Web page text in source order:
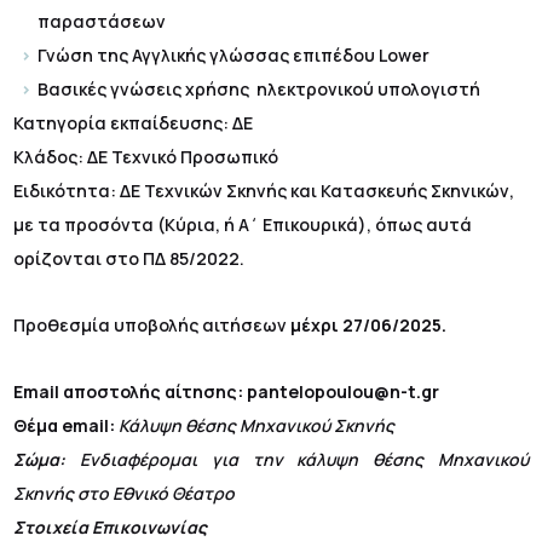
παραστάσεων
Γνώση της Αγγλικής γλώσσας επιπέδου Lower
Βασικές γνώσεις χρήσης ηλεκτρονικού υπολογιστή
Κατηγορία εκπαίδευσης: ΔΕ
Κλάδος: ΔΕ Τεχνικό Προσωπικό
Ειδικότητα: ΔΕ Τεχνικών Σκηνής και Κατασκευής Σκηνικών,
με τα προσόντα (Κύρια, ή Α΄ Επικουρικά), όπως αυτά
ορίζονται στο ΠΔ 85/2022.
Προθεσμία υποβολής αιτήσεων μέχρι 27/06/2025.
Email αποστολής αίτησης: pantelopoulou@n-t.gr
Θέμα email: Κάλυψη θέσης Μηχανικού Σκηνής
Σώμα: Ενδιαφέρομαι για την κάλυψη θέσης Μηχανικού
Σκηνής στο Εθνικό Θέατρο
Στοιχεία Επικοινωνίας